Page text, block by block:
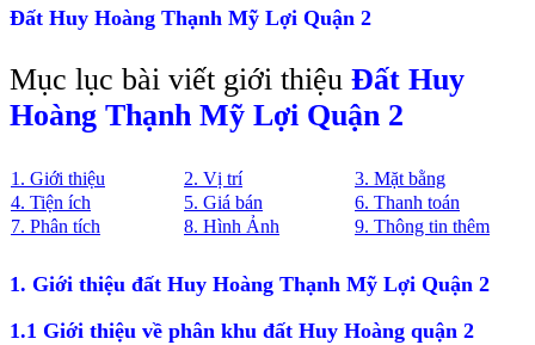
Đất Huy Hoàng Thạnh Mỹ Lợi Quận 2
Mục lục bài viết giới thiệu Đất Huy
Hoàng Thạnh Mỹ Lợi Quận 2
1. Giới thiệu 2. Vị trí
3. Mặt bằng
4. Tiện ích
5. Giá bán
6. Thanh toán
7. Phân tích
8. Hình Ảnh 9. Thông tin thêm
1. Giới thiệu đất Huy Hoàng Thạnh Mỹ Lợi Quận 2
1.1 Giới thiệu về phân khu đất Huy Hoàng quận 2